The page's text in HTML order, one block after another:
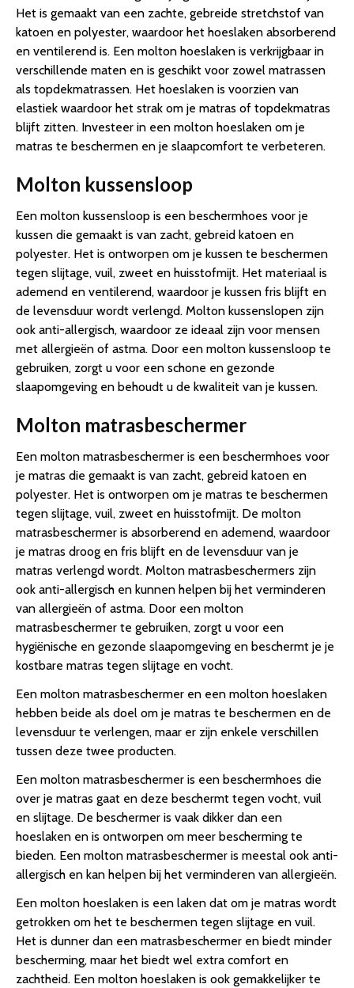
Het is gemaakt van een zachte, gebreide stretchstof van
katoen en polyester, waardoor het hoeslaken absorberend
en ventilerend is. Een molton hoeslaken is verkrijgbaar in
verschillende maten en is geschikt voor zowel matrassen
als topdekmatrassen. Het hoeslaken is voorzien van
elastiek waardoor het strak om je matras of topdekmatras
blijft zitten. Investeer in een molton hoeslaken om je
matras te beschermen en je slaapcomfort te verbeteren.
Molton kussensloop
Een molton kussensloop is een beschermhoes voor je
kussen die gemaakt is van zacht, gebreid katoen en
polyester. Het is ontworpen om je kussen te beschermen
tegen slijtage, vuil, zweet en huisstofmijt. Het materiaal is
ademend en ventilerend, waardoor je kussen fris blijft en
de levensduur wordt verlengd. Molton kussenslopen zijn
ook anti-allergisch, waardoor ze ideaal zijn voor mensen
met allergieën of astma. Door een molton kussensloop te
gebruiken, zorgt u voor een schone en gezonde
slaapomgeving en behoudt u de kwaliteit van je kussen.
Molton matrasbeschermer
Een molton matrasbeschermer is een beschermhoes voor
je matras die gemaakt is van zacht, gebreid katoen en
polyester. Het is ontworpen om je matras te beschermen
tegen slijtage, vuil, zweet en huisstofmijt. De molton
matrasbeschermer is absorberend en ademend, waardoor
je matras droog en fris blijft en de levensduur van je
matras verlengd wordt. Molton matrasbeschermers zijn
ook anti-allergisch en kunnen helpen bij het verminderen
van allergieën of astma. Door een molton
matrasbeschermer te gebruiken, zorgt u voor een
hygiënische en gezonde slaapomgeving en beschermt je je
kostbare matras tegen slijtage en vocht.
Een molton matrasbeschermer en een molton hoeslaken
hebben beide als doel om je matras te beschermen en de
levensduur te verlengen, maar er zijn enkele verschillen
tussen deze twee producten.
Een molton matrasbeschermer is een beschermhoes die
over je matras gaat en deze beschermt tegen vocht, vuil
en slijtage. De beschermer is vaak dikker dan een
hoeslaken en is ontworpen om meer bescherming te
bieden. Een molton matrasbeschermer is meestal ook anti-
allergisch en kan helpen bij het verminderen van allergieën.
Een molton hoeslaken is een laken dat om je matras wordt
getrokken om het te beschermen tegen slijtage en vuil.
Het is dunner dan een matrasbeschermer en biedt minder
bescherming, maar het biedt wel extra comfort en
zachtheid. Een molton hoeslaken is ook gemakkelijker te